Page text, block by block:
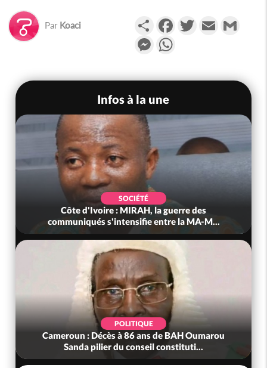
Par Koaci PartagerFacebookTwitterEmail
Messenger
Infos à la une
SOCIÉTÉ
Côte d'Ivoire : MIRAH, la guerre des
communiqués s'intensifie entre la MA-M...
POLITIQUE
Cameroun : Décès à 86 ans de BAH Oumarou
Sanda pilier du conseil constituti...